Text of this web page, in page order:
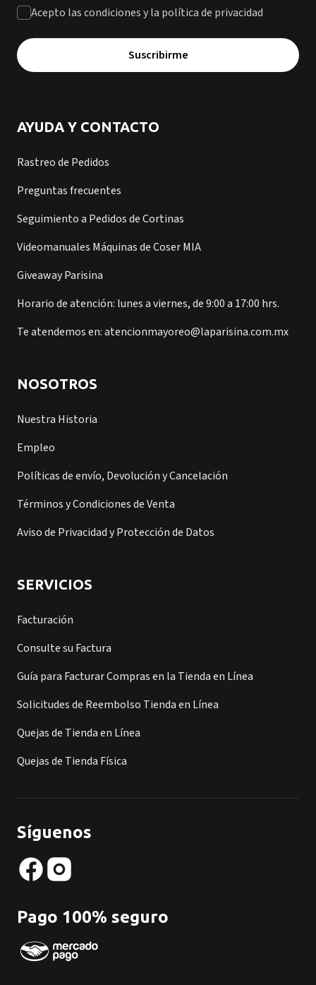
Acepto las condiciones y la política de privacidad
Suscribirme
AYUDA Y CONTACTO
Rastreo de Pedidos
Preguntas frecuentes
Seguimiento a Pedidos de Cortinas
Videomanuales Máquinas de Coser MIA
Giveaway Parisina
Horario de atención: lunes a viernes, de 9:00 a 17:00 hrs.
Te atendemos en: atencionmayoreo@laparisina.com.mx
NOSOTROS
Nuestra Historia
Empleo
Políticas de envío, Devolución y Cancelación
Términos y Condiciones de Venta
Aviso de Privacidad y Protección de Datos
SERVICIOS
Facturación
Consulte su Factura
Guía para Facturar Compras en la Tienda en Línea
Solicitudes de Reembolso Tienda en Línea
Quejas de Tienda en Línea
Quejas de Tienda Física
Síguenos
Pago 100% seguro